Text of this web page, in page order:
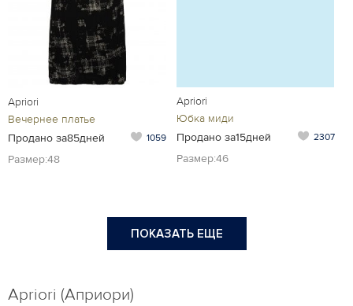
Apriori
Вечернее платье
Продано за85дней
1059
Размер:48
Apriori
Юбка миди
Продано за15дней
2307
Размер:46
ПОКАЗАТЬ ЕЩЕ
Apriori (Априори)